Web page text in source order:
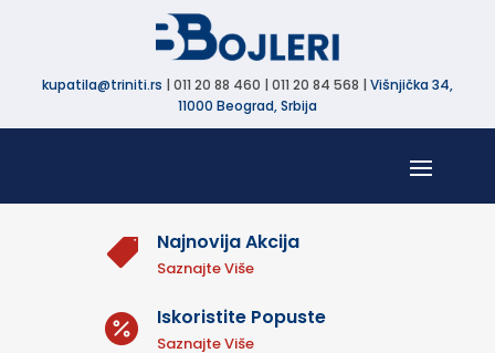
kupatila@triniti.rs | 011 20 88 460 | 011 20 84 568 | Višnjička 34,
11000 Beograd, Srbija
 Najnovija Akcija
Saznajte Više
 Iskoristite Popuste
Saznajte Više